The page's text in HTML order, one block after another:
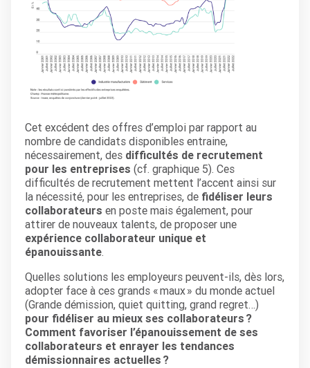
Cet excédent des offres d’emploi par rapport au
nombre de candidats disponibles entraine,
nécessairement, des difficultés de recrutement
pour les entreprises (cf. graphique 5). Ces
difficultés de recrutement mettent l’accent ainsi sur
la nécessité, pour les entreprises, de fidéliser leurs
collaborateurs en poste mais également, pour
attirer de nouveaux talents, de proposer une
expérience collaborateur unique et
épanouissante.
Quelles solutions les employeurs peuvent-ils, dès lors,
adopter face à ces grands « maux » du monde actuel
(Grande démission, quiet quitting, grand regret…)
pour fidéliser au mieux ses collaborateurs ?
Comment favoriser l’épanouissement de ses
collaborateurs et enrayer les tendances
démissionnaires actuelles ?